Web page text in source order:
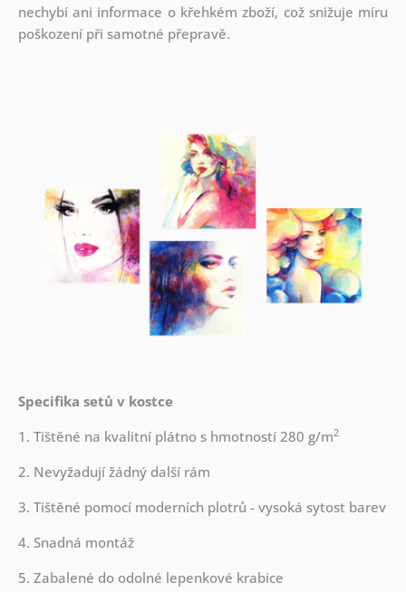
nechybí ani informace o křehkém zboží, což snižuje míru
poškození při samotné přepravě.
Specifika setů v kostce
1. Tištěné na kvalitní plátno s hmotností 280 g/m2
2. Nevyžadují žádný další rám
3. Tištěné pomocí moderních plotrů - vysoká sytost barev
4. Snadná montáž
5. Zabalené do odolné lepenkové krabice